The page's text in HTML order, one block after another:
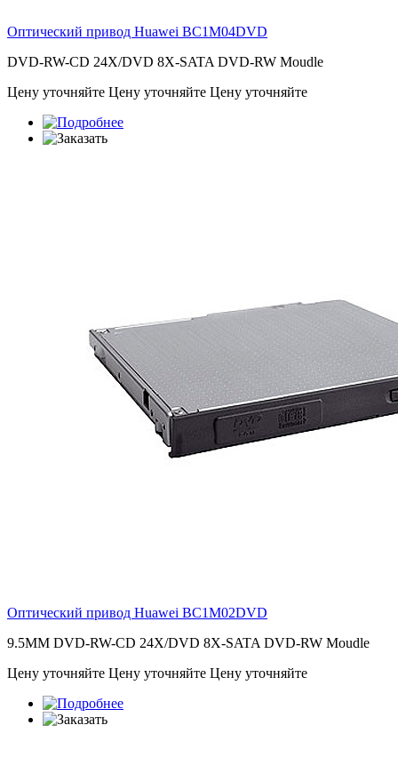
Оптический привод Huawei BC1M04DVD
DVD-RW-CD 24X/DVD 8X-SATA DVD-RW Moudle
Цену уточняйте Цену уточняйте Цену уточняйте
Оптический привод Huawei BC1M02DVD
9.5MM DVD-RW-CD 24X/DVD 8X-SATA DVD-RW Moudle
Цену уточняйте Цену уточняйте Цену уточняйте